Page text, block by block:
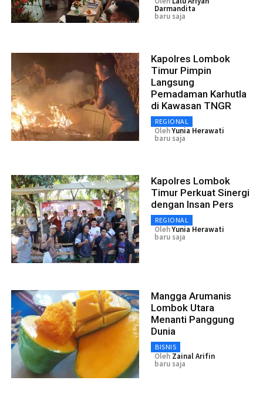
Darmandita
baru saja
Kapolres Lombok
Timur Pimpin
Langsung
Pemadaman Karhutla
di Kawasan TNGR
REGIONAL
OlehYunia Herawati
baru saja
Kapolres Lombok
Timur Perkuat Sinergi
dengan Insan Pers
REGIONAL
OlehYunia Herawati
baru saja
Mangga Arumanis
Lombok Utara
Menanti Panggung
Dunia
BISNIS
Oleh Zainal Arifin
baru saja